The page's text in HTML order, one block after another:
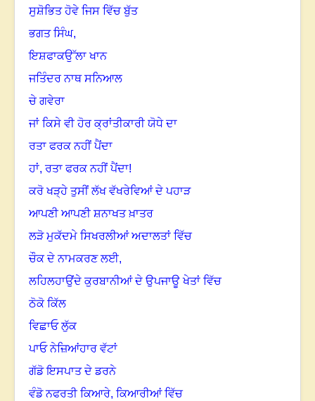
ਸੁਸ਼ੋਭਿਤ ਹੋਵੇ ਜਿਸ ਵਿੱਚ ਬੁੱਤ
ਭਗਤ ਸਿੰਘ,
ਇਸ਼ਫਾਕਉੱਲਾ ਖਾਨ
ਜਤਿੰਦਰ ਨਾਥ ਸਨਿਆਲ
ਚੇ ਗਵੇਰਾ
ਜਾਂ ਕਿਸੇ ਵੀ ਹੋਰ ਕ੍ਰਾਂਤੀਕਾਰੀ ਯੋਧੇ ਦਾ
ਰਤਾ ਫਰਕ ਨਹੀਂ ਪੈਂਦਾ
ਹਾਂ, ਰਤਾ ਫਰਕ ਨਹੀਂ ਪੈਂਦਾ!
ਕਰੋ ਖੜ੍ਹੇ ਤੁਸੀਂ ਲੱਖ ਵੱਖਰੇਵਿਆਂ ਦੇ ਪਹਾੜ
ਆਪਣੀ ਆਪਣੀ ਸ਼ਨਾਖਤ ਖ਼ਾਤਰ
ਲੜੋ ਮੁਕੱਦਮੇ ਸਿਖਰਲੀਆਂ ਅਦਾਲਤਾਂ ਵਿੱਚ
ਚੌਕ ਦੇ ਨਾਮਕਰਣ ਲਈ,
ਲਹਿਲਹਾਉਂਦੇ ਕੁਰਬਾਨੀਆਂ ਦੇ ਉਪਜਾਊ ਖੇਤਾਂ ਵਿੱਚ
ਠੋਕੋ ਕਿੱਲ
ਵਿਛਾਓ ਲੁੱਕ
ਪਾਓ ਨੇਜ਼ਿਆਂਹਾਰ ਵੱਟਾਂ
ਗੱਡੋ ਇਸਪਾਤ ਦੇ ਡਰਨੇ
ਵੰਡੋ ਨਫਰਤੀ ਕਿਆਰੇ, ਕਿਆਰੀਆਂ ਵਿੱਚ